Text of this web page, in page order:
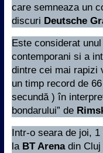
care semneaza un
discuri Deutsche
Este considerat
contemporani si a
dintre cei mai rapizi
un timp record de
secundă ) în
bondarului” de
Intr-o seara de joi, 1
la BT Arena din